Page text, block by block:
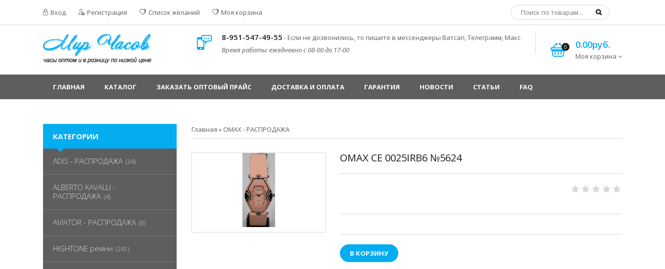
Вход Регистрация Список желаний Моя корзина
8-951-547-49-55 - Если не дозвонились, то пишите в мессенджеры Ватсап, Телеграмм, Макс
Время работы: ежедневно с 08-00 до 17-00
0 0.00руб.
Моя корзина
ГЛАВНАЯ КАТАЛОГ ЗАКАЗАТЬ ОПТОВЫЙ ПРАЙС ДОСТАВКА И ОПЛАТА ГАРАНТИЯ НОВОСТИ СТАТЬИ FAQ
Главная » OMAX - РАСПРОДАЖА
OMAX CE 0025IRB6 №5624
В КОРЗИНУ
КАТЕГОРИИ
ADIS - РАСПРОДАЖА (34)
ALBERTO KAVALLI -
РАСПРОДАЖА (4)
AVIATOR - РАСПРОДАЖА (8)
HIGHTONE ремни (241)